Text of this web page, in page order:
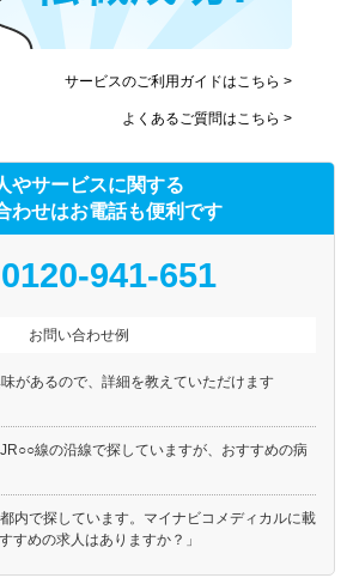
サービスのご利用ガイドはこちら >
よくあるご質問はこちら >
やサービスに関する
わせはお電話も便利です
0120-941-651
お問い合わせ例
があるので、詳細を教えていただけます
線の沿線で探していますが、おすすめの病
内で探しています。マイナビコメディカルに載
すめの求人はありますか？」